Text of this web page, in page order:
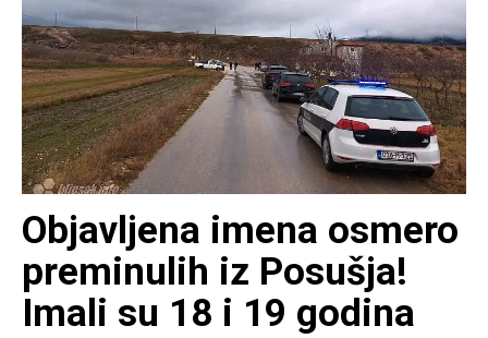
Objavljena imena osmero
preminulih iz Posušja!
Imali su 18 i 19 godina